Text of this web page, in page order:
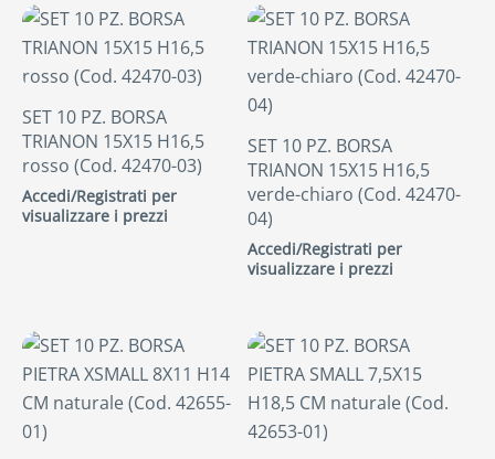
SET 10 PZ. BORSA
TRIANON 15X15 H16,5
rosso (Cod. 42470-03)
Accedi/Registrati per
visualizzare i prezzi
SET 10 PZ. BORSA
TRIANON 15X15 H16,5
verde-chiaro (Cod. 42470-
04)
Accedi/Registrati per
visualizzare i prezzi